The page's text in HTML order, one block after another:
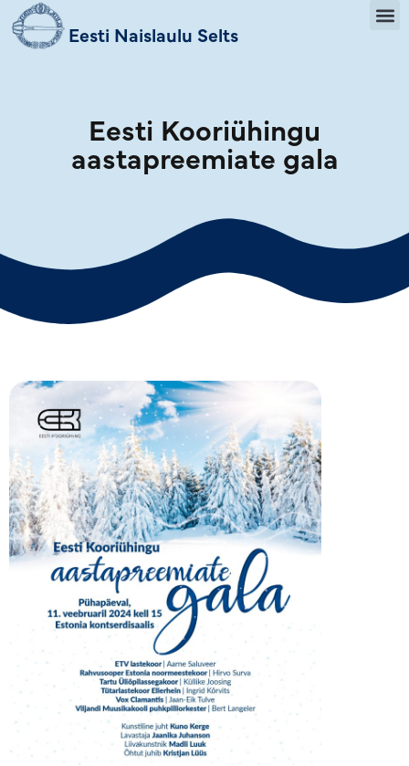
Eesti Naislaulu Selts
Eesti Kooriühingu
aastapreemiate gala